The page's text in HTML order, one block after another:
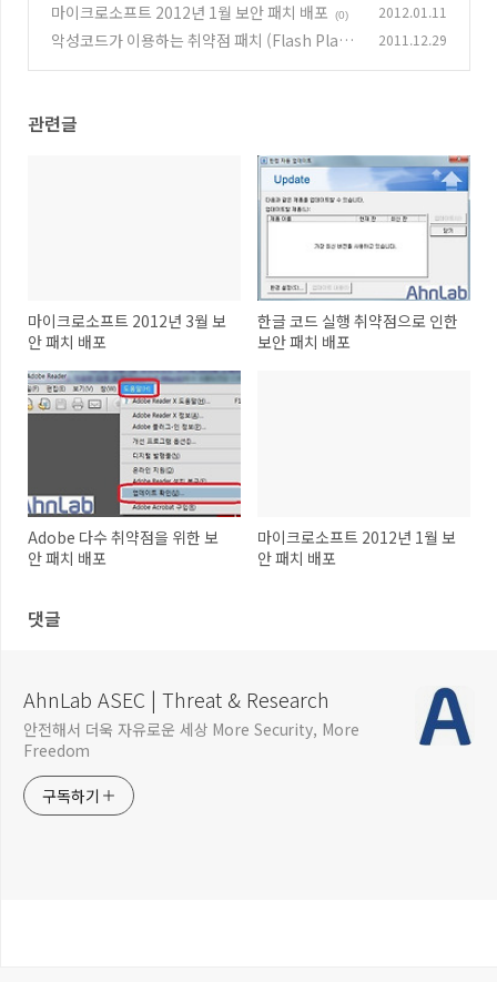
마이크로소프트 2012년 1월 보안 패치 배포 (0) 2012.01.11
악성코드가 이용하는 취약점 패치 (Flash Playe
2011.12.29
관련글
마이크로소프트 2012년 3월 보
안 패치 배포
한글 코드 실행 취약점으로 인한
보안 패치 배포
Adobe 다수 취약점을 위한 보
안 패치 배포
마이크로소프트 2012년 1월 보
안 패치 배포
댓글
AhnLab ASEC | Threat & Research
안전해서 더욱 자유로운 세상 More Security, More
Freedom
구독하기